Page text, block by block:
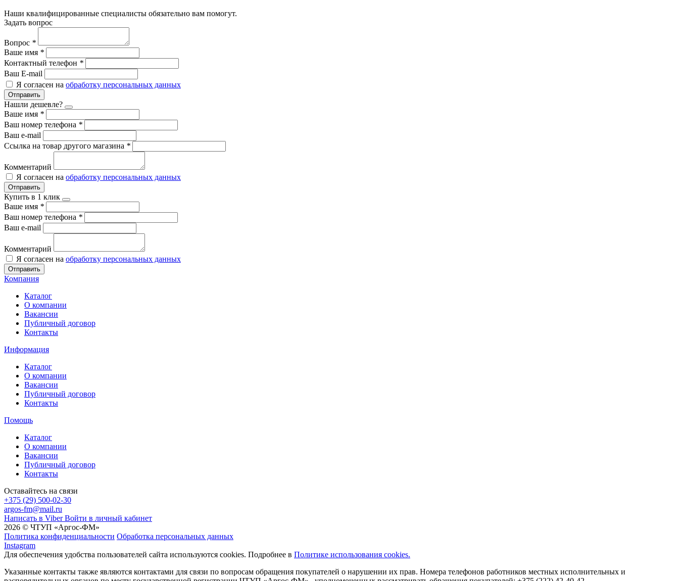
Наши квалифицированные специалисты обязательно вам помогут.
Задать вопрос
Вопрос *
Ваше имя *
Контактный телефон *
Ваш E-mail
Я согласен на обработку персональных данных
Отправить
Нашли дешевле?
Ваше имя *
Ваш номер телефона *
Ваш e-mail
Ссылка на товар другого магазина *
Комментарий
Я согласен на обработку персональных данных
Отправить
Купить в 1 клик
Ваше имя *
Ваш номер телефона *
Ваш e-mail
Комментарий
Я согласен на обработку персональных данных
Отправить
Компания
Каталог
О компании
Вакансии
Публичный договор
Контакты
Информация
Каталог
О компании
Вакансии
Публичный договор
Контакты
Помощь
Каталог
О компании
Вакансии
Публичный договор
Контакты
Оставайтесь на связи
+375 (29) 500-02-30
argos-fm@mail.ru
Написать в Viber Войти в личный кабинет
2026 © ЧТУП «Аргос-ФМ»
Политика конфиденциальности Обработка персональных данных
Instagram
Для обеспечения удобства пользователей сайта используются cookies. Подробнее в Политике использования cookies.
Указанные контакты также являются контактами для связи по вопросам обращения покупателей о нарушении их прав. Номера телефонов работников местных исполнительных и